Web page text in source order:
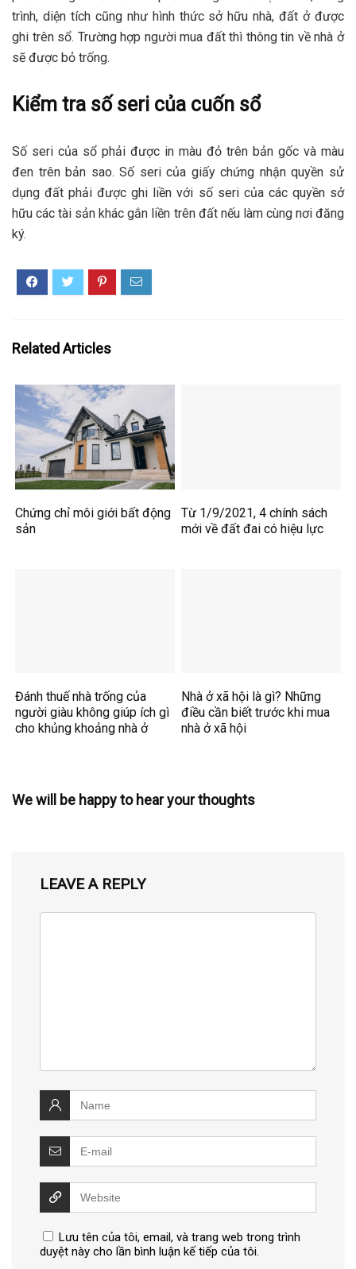
trình, diện tích cũng như hình thức sở hữu nhà, đất ở được
ghi trên sổ. Trường hợp người mua đất thì thông tin về nhà ở
sẽ được bỏ trống.
Kiểm tra số seri của cuốn sổ
Số seri của sổ phải được in màu đỏ trên bản gốc và màu
đen trên bản sao. Số seri của giấy chứng nhận quyền sử
dụng đất phải được ghi liền với số seri của các quyền sở
hữu các tài sản khác gắn liền trên đất nếu làm cùng nơi đăng
ký.
Related Articles
Chứng chỉ môi giới bất động
sản
Từ 1/9/2021, 4 chính sách
mới về đất đai có hiệu lực
Đánh thuế nhà trống của
người giàu không giúp ích gì
cho khủng khoảng nhà ở
Nhà ở xã hội là gì? Những
điều cần biết trước khi mua
nhà ở xã hội
We will be happy to hear your thoughts
LEAVE A REPLY
Lưu tên của tôi, email, và trang web trong trình
duyệt này cho lần bình luận kế tiếp của tôi.